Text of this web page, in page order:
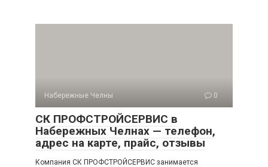
Набережные Челны 0
СК ПРОФСТРОЙСЕРВИС в
Набережных Челнах — телефон,
адрес на карте, прайс, отзывы
Компания СК ПРОФСТРОЙСЕРВИС занимается